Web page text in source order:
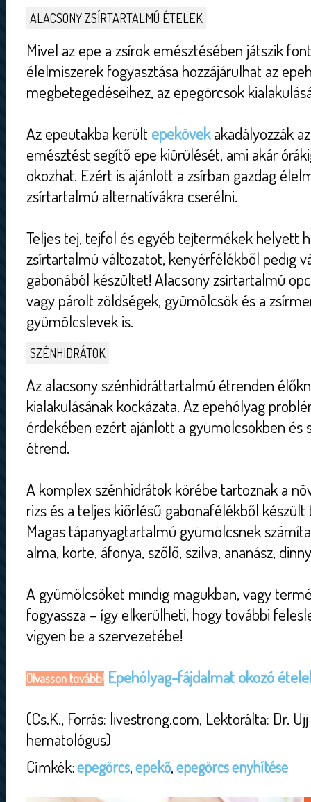
ALACSONY ZSÍRTARTALMÚ ÉTELEK
Mivel az epe a zsírok emésztésében játszik
élelmiszerek fogyasztása hozzájárulhat az
megbetegedéseihez, az epegörcsök
Az epeutakba került epekövekakadályozzák
emésztést segítő epe kiürülését, ami akár
okozhat. Ezért is ajánlott a zsírban gazdag
zsírtartalmú alternatívákra cserélni.
Teljes tej, tejföl és egyéb tejtermékek helyett
zsírtartalmú változatot, kenyérfélékből pedig
gabonából készültet! Alacsony zsírtartalmú
vagy párolt zöldségek, gyümölcsök és a
gyümölcslevek is.
SZÉNHIDRÁTOK
Az alacsony szénhidráttartalmú étrenden
kialakulásának kockázata. Az epehólyag
érdekében ezért ajánlott a gyümölcsökben és
étrend.
A komplex szénhidrátok körébe tartoznak a
rizs és a teljes kiőrlésű gabonafélékből
Magas tápanyagtartalmú gyümölcsnek
alma, körte, áfonya, szőlő, szilva, ananász,
A gyümölcsöket mindig magukban, vagy
fogyassza – így elkerülheti, hogy további
vigyen be a szervezetébe!
Olvasson tovább! Epehólyag-fájdalmat okozó
(Cs.K., Forrás: livestrong.com, Lektorálta: Dr.
hematológus)
Címkék:epegörcs,epekő,epegörcs enyhítése